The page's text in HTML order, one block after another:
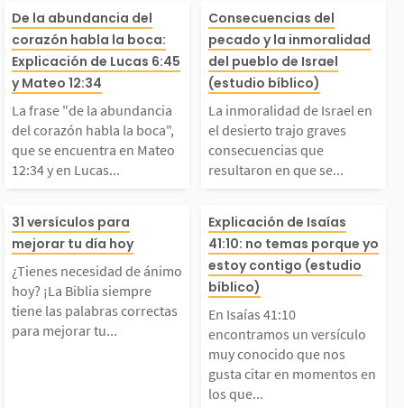
Según leemos e
Génesis 1, Dios creó
en 6 días y...
ona amada y
e has cruzado
a, que no
erdón....
frase "de la abund
del corazón hab
la boca", que se en
en Mateo 12:
y en Lucas 6:45. Si
simplemente q
lo que decimos refl
lo que...
De la abundancia del
corazón habla la boca:
Explicación de Lucas 6:45
y Mateo 12:34
La frase "de la abundancia
del corazón habla la boca",
que se encuentra en Mateo
12:34 y en Lucas...
La
ael en el
o graves
s que
e se impidiera
ada inmediata
blo en la tierra
tida,...
Consecuencias del
pecado y la inmoralidad
del pueblo de Israel
(estudio bíblico)
La inmoralidad de Israel en
el desierto trajo graves
consecuencias que
resultaron en que se...
necesidad de
hoy? ¡La Biblia
tiene las pala
correctas para m
31 versículos para
mejorar tu día hoy
¿Tienes necesidad de ánimo
hoy? ¡La Biblia siempre
tiene las palabras correctas
para mejorar tu...
En Isaías
tramos un
uy conocido
usta citar en
Explicación de Isaías
41:10: no temas porque yo
estoy contigo (estudio
bíblico)
En Isaías 41:10
encontramos un versículo
muy conocido que nos
gusta citar en momentos en
los que...